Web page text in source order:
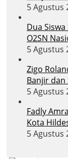
5 Agustus
Dua
O2SN
5 Agustus
Zigo
Banjir dan
5 Agustus
Fadly
Kota
5 Agustus